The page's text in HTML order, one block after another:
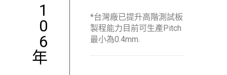
1
0
6
年
*台灣廠已提升高階測試板
製程能力目前可生產Pitch
最小為0.4mm.